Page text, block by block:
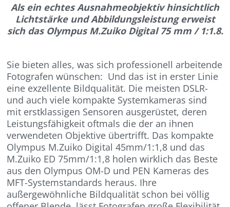
Als ein echtes Ausnahmeobjektiv hinsichtlich
Lichtstärke und Abbildungsleistung erweist
sich das Olympus M.Zuiko Digital 75 mm / 1:1.8.
Sie bieten alles, was sich professionell arbeitende
Fotografen wünschen: Und das ist in erster Linie
eine exzellente Bildqualität. Die meisten DSLR-
und auch viele kompakte Systemkameras sind
mit erstklassigen Sensoren ausgerüstet, deren
Leistungsfähigkeit oftmals die der an ihnen
verwendeten Objektive übertrifft. Das kompakte
Olympus M.Zuiko Digital 45mm/1:1,8 und das
M.Zuiko ED 75mm/1:1,8 holen wirklich das Beste
aus den Olympus OM-D und PEN Kameras des
MFT-Systemstandards heraus. Ihre
außergewöhnliche Bildqualität schon bei völlig